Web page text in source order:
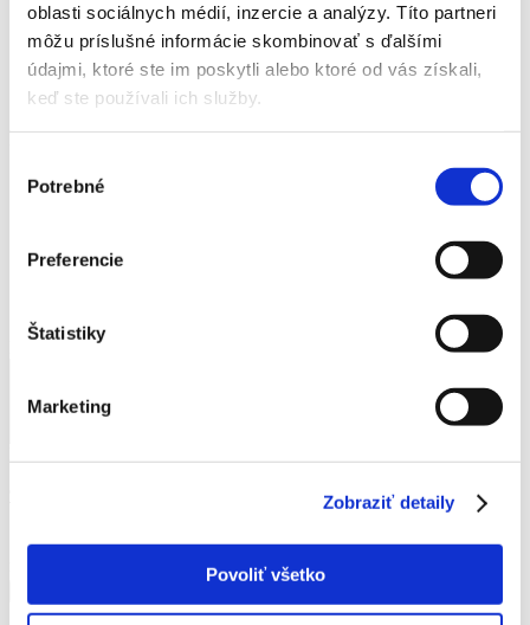
oblasti sociálnych médií, inzercie a analýzy. Títo partneri
môžu príslušné informácie skombinovať s ďalšími
údajmi, ktoré ste im poskytli alebo ktoré od vás získali,
keď ste používali ich služby.
súhlasu
Potrebné
Preferencie
Štatistiky
Marketing
Zobraziť detaily
Povoliť všetko
Domov
Produkty
Umelý kameň
Kvetináče
Kvetináč
Kvetináč
Umelý kameň
Kvetináč hranatý